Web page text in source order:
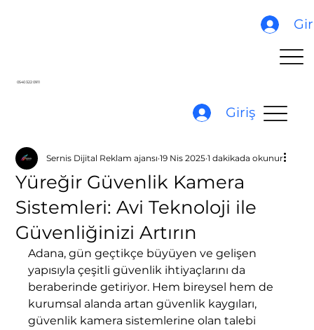
Giriş
0540 322 0911
Yüreğir Güvenlik Kamera
Sistemleri: Avi Teknoloji ile
Güvenliğinizi Artırın
Sernis Dijital Reklam ajansı 19 Nis 2025 1 dakikada okunur
Adana, gün geçtikçe büyüyen ve gelişen
yapısıyla çeşitli güvenlik ihtiyaçlarını da
beraberinde getiriyor. Hem bireysel hem de
kurumsal alanda artan güvenlik kaygıları,
güvenlik kamera sistemlerine olan talebi